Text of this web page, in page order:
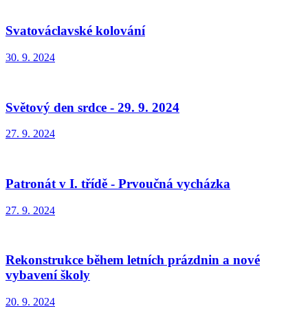
Svatováclavské kolování
30. 9. 2024
Světový den srdce - 29. 9. 2024
27. 9. 2024
Patronát v I. třídě - Prvoučná vycházka
27. 9. 2024
Rekonstrukce během letních prázdnin a nové
vybavení školy
20. 9. 2024